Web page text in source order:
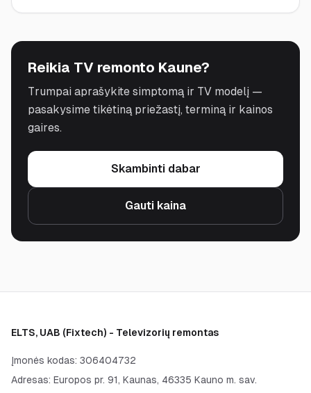
Reikia TV remonto Kaune?
Trumpai aprašykite simptomą ir TV modelį —
pasakysime tikėtiną priežastį, terminą ir kainos
gaires.
Skambinti dabar
Gauti kaina
ELTS, UAB (Fixtech) - Televizorių remontas
Įmonės kodas: 306404732
Adresas: Europos pr. 91, Kaunas, 46335 Kauno m. sav.